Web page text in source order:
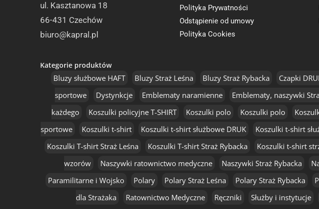
ul. Kasztanowa 18
66-431 Czechów
biuro@kapral.pl
Polityka Prywatności
Odstąpienie od umowy
Polityka Cookies
Kategorie produktów
Bluzy służbowe HAFT Bluzy Straż Leśna Bluzy Straż Rybacka Czapki
sportowe
Dystynkcje Emblematy naramienne Emblematy, naszywki
każdego
Koszulki policyjne T-SHIRT Koszulki polo Koszulki polo
sportowe
Koszulki t-shirt Koszulki t-shirt służbowe DRUK Koszulki t-shirt
Koszulki T-shirt Straż Leśna
Koszulki T-shirt Straż Rybacka Koszulki t-shirt
wzorów
Naszywki ratownictwo medyczne Naszywki Straż Rybacka
Paramilitarne i Wojsko
Polary Polary Straż Leśna Polary Straż Rybacka
dla Strażaka
Ratownictwo Medyczne Ręczniki Służby i instytucje